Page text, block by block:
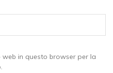
in questo browser per la